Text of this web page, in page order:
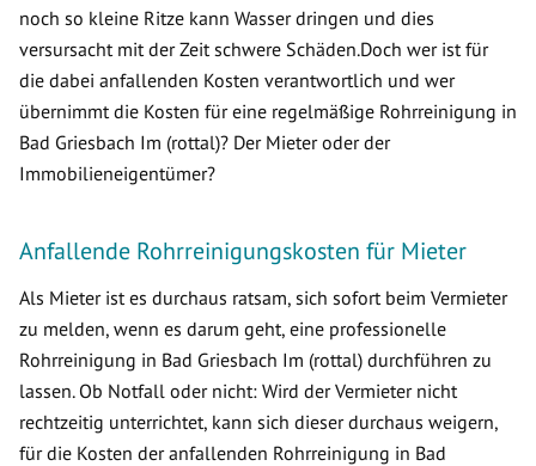
noch so kleine Ritze kann Wasser dringen und dies
versursacht mit der Zeit schwere Schäden.Doch wer ist für
die dabei anfallenden Kosten verantwortlich und wer
übernimmt die Kosten für eine regelmäßige Rohrreinigung in
Bad Griesbach Im (rottal)? Der Mieter oder der
Immobilieneigentümer?
Anfallende Rohrreinigungskosten für Mieter
Als Mieter ist es durchaus ratsam, sich sofort beim Vermieter
zu melden, wenn es darum geht, eine professionelle
Rohrreinigung in Bad Griesbach Im (rottal) durchführen zu
lassen. Ob Notfall oder nicht: Wird der Vermieter nicht
rechtzeitig unterrichtet, kann sich dieser durchaus weigern,
für die Kosten der anfallenden Rohrreinigung in Bad